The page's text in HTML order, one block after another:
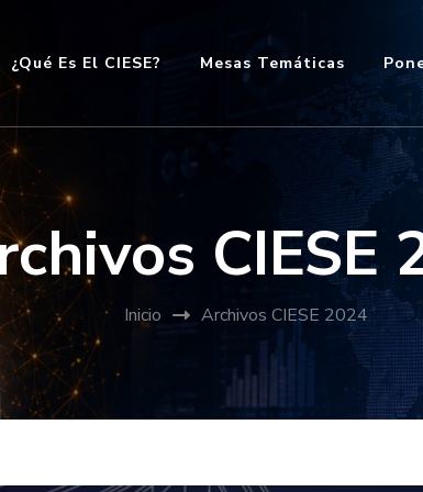
estudios críticos de sociedad,
¿Qué Es El CIESE? Mesas Temáticas
CIESE
Inicio Archivos CIESE 2024